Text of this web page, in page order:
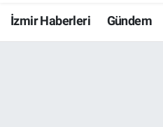
İzmir Haberleri Gündem
Resmi İlanlar